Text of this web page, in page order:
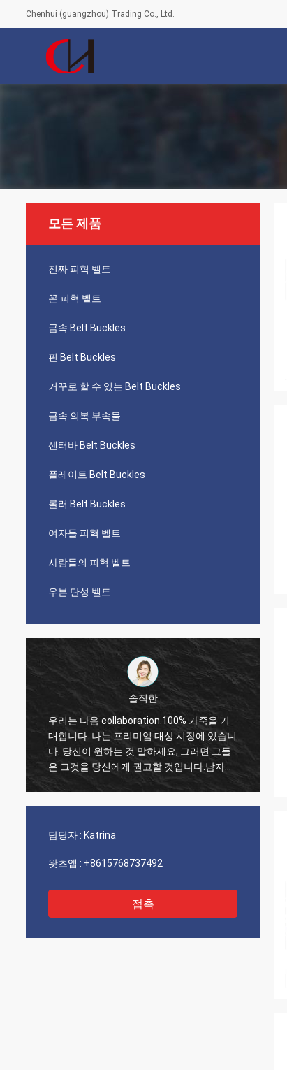
Chenhui (guangzhou) Trading Co., Ltd.
모든 제품
진짜 피혁 벨트
꼰 피혁 벨트
금속 Belt Buckles
핀 Belt Buckles
거꾸로 할 수 있는 Belt Buckles
금속 의복 부속물
센터바 Belt Buckles
플레이트 Belt Buckles
롤러 Belt Buckles
여자들 피혁 벨트
사람들의 피혁 벨트
우븐 탄성 벨트
솔직한
우리는 다음 collaboration.100% 가죽을 기
대합니다. 나는 프리미엄 대상 시장에 있습니
다. 당신이 원하는 것 말하세요, 그러면 그들
은 그것을 당신에게 권고할 것입니다.남자들
의 흑띠는 일반적으로 정장 또는 정장 바지와
시경에 있습니다.
담당자 : Katrina
왓츠앱 : +8615768737492
접촉